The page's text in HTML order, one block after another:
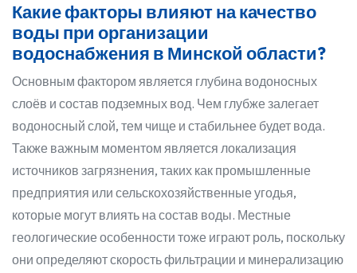
Какие факторы влияют на качество
воды при организации
водоснабжения в Минской области?
Основным фактором является глубина водоносных
слоёв и состав подземных вод. Чем глубже залегает
водоносный слой, тем чище и стабильнее будет вода.
Также важным моментом является локализация
источников загрязнения, таких как промышленные
предприятия или сельскохозяйственные угодья,
которые могут влиять на состав воды. Местные
геологические особенности тоже играют роль, поскольку
они определяют скорость фильтрации и минерализацию